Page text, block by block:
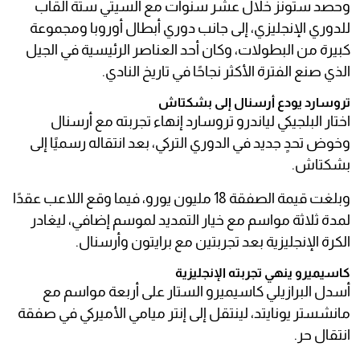
وحصد ستونز خلال عشر سنوات مع السيتي ستة ألقاب
للدوري الإنجليزي، إلى جانب دوري أبطال أوروبا ومجموعة
كبيرة من البطولات، وكان أحد العناصر الرئيسية في الجيل
الذي صنع الفترة الأكثر نجاحًا في تاريخ النادي.
تروسارد يودع أرسنال إلى بشكتاش
اختار البلجيكي لياندرو تروسارد إنهاء تجربته مع أرسنال
وخوض تحدٍ جديد في الدوري التركي، بعد انتقاله رسميًا إلى
بشكتاش.
وبلغت قيمة الصفقة 18 مليون يورو، فيما وقع اللاعب عقدًا
لمدة ثلاثة مواسم مع خيار التمديد لموسم إضافي، ليغادر
الكرة الإنجليزية بعد تجربتين مع برايتون وأرسنال.
كاسيميرو ينهي تجربته الإنجليزية
أسدل البرازيلي كاسيميرو الستار على أربعة مواسم مع
مانشستر يونايتد، لينتقل إلى إنتر ميامي الأميركي في صفقة
انتقال حر.